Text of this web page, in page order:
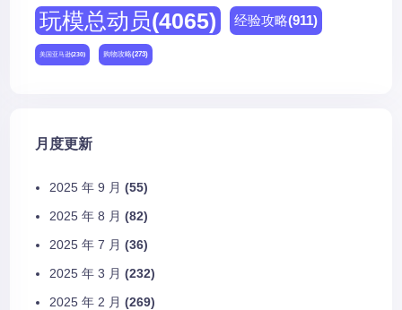
玩模总动员(4065) 经验攻略(911)
美国亚马逊(230) 购物攻略(273)
月度更新
2025 年 9 月 (55)
2025 年 8 月 (82)
2025 年 7 月 (36)
2025 年 3 月 (232)
2025 年 2 月 (269)